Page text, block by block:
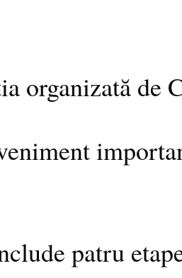
organizată de
patru